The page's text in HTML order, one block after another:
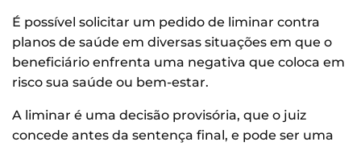
É possível solicitar um pedido de liminar contra
planos de saúde em diversas situações em que o
beneficiário enfrenta uma negativa que coloca em
risco sua saúde ou bem-estar.
A liminar é uma decisão provisória, que o juiz
concede antes da sentença final, e pode ser uma